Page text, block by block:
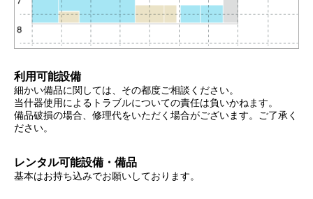
利用可能設備
細かい備品に関しては、その都度ご相談ください。
当什器使用によるトラブルについての責任は負いかねます。
備品破損の場合、修理代をいただく場合がございます。ご了承く
ださい。
レンタル可能設備・備品
基本はお持ち込みでお願いしております。